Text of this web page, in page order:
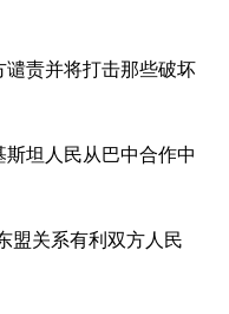
谴责并将打击那些破坏
斯坦人民从巴中合作中
盟关系有利双方人民